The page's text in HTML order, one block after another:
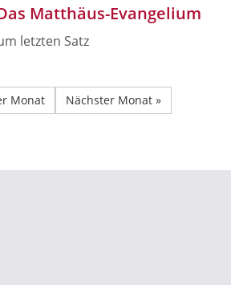
Matthäus-Evangelium
letzten Satz
Monat Nächster Monat »